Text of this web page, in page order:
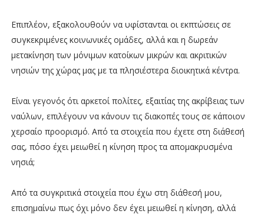
Επιπλέον, εξακολουθούν να υφίστανται οι εκπτώσεις σε
συγκεκριμένες κοινωνικές ομάδες, αλλά και η δωρεάν
μετακίνηση των μόνιμων κατοίκων μικρών και ακριτικών
νησιών της χώρας μας με τα πλησιέστερα διοικητικά κέντρα.
Είναι γεγονός ότι αρκετοί πολίτες, εξαιτίας της ακρίβειας των
ναύλων, επιλέγουν να κάνουν τις διακοπές τους σε κάποιον
χερσαίο προορισμό. Από τα στοιχεία που έχετε στη διάθεσή
σας, πόσο έχει μειωθεί η κίνηση προς τα απομακρυσμένα
νησιά;
Από τα συγκριτικά στοιχεία που έχω στη διάθεσή μου,
επισημαίνω πως όχι μόνο δεν έχει μειωθεί η κίνηση, αλλά